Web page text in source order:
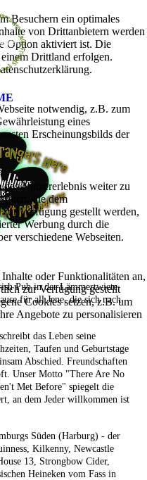
Pub in der Lämmertwiete
für all Jene, die sich nach
das Leben seine
Taufen und Geburtstage
Abschied. Freundschaften
Unser Motto "There Are No
Met Before" spiegelt die
an dem Jeder willkommen ist
Süden (Harburg) - der
Kilkenny, Newcastle
13, Strongbow Cider,
Heineken vom Fass in
Besuchern ein optimales
von Drittanbietern werden
Option aktiviert ist. Die
Drittland erfolgen.
notwendig, z.B. zum
eines
Erscheinungsbilds der
Nutzererlebnis weiter zu
die dem
Verfügung gestellt werden,
Werbung durch die
verschiedene Webseiten.
oder Funktionalitäten an,
zur Verfügung gestellt
Cookies setzen, z.B. um
Angebote zu personalisieren